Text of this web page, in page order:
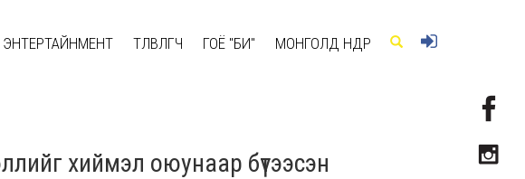
ЭНТЕРТАЙНМЕНТ ТӨЛӨВЛӨГЧ ГОЁ "БИ" МОНГОЛД ӨНӨӨДӨР
хиймэл оюунаар бүтээсэн